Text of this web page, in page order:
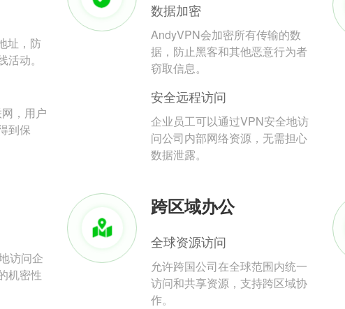
址，防
动。
，用户
到保
数据加密
AndyVPN会加密所有传输的数
据，防止黑客和其他恶意行为者
窃取信息。
安全远程访问
企业员工可以通过VPN安全地访
问公司内部网络资源，无需担心
数据泄露。
访问企
机密性
跨区域办公
全球资源访问
允许跨国公司在全球范围内统一
访问和共享资源，支持跨区域协
作。